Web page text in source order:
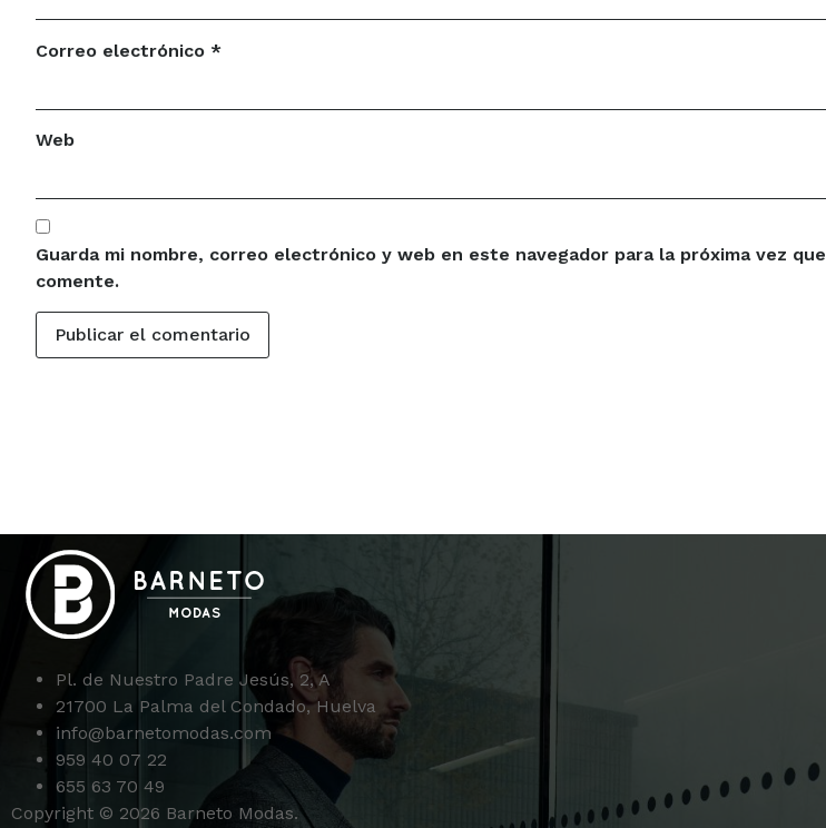
Correo electrónico *
Web
Guarda mi nombre, correo electrónico y web en este navegador para la próxima vez que
comente.
Pl. de Nuestro Padre Jesús, 2, A
21700 La Palma del Condado, Huelva
info@barnetomodas.com
959 40 07 22
655 63 70 49
Copyright © 2026 Barneto Modas.